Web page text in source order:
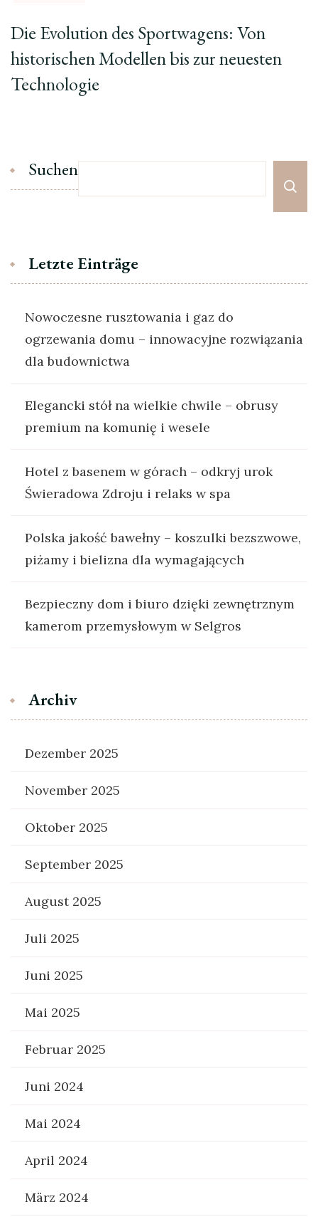
Die Evolution des Sportwagens: Von
historischen Modellen bis zur neuesten
Technologie
Suchen
Letzte Einträge
Nowoczesne rusztowania i gaz do
ogrzewania domu – innowacyjne rozwiązania
dla budownictwa
Elegancki stół na wielkie chwile – obrusy
premium na komunię i wesele
Hotel z basenem w górach – odkryj urok
Świeradowa Zdroju i relaks w spa
Polska jakość bawełny – koszulki bezszwowe,
piżamy i bielizna dla wymagających
Bezpieczny dom i biuro dzięki zewnętrznym
kamerom przemysłowym w Selgros
Archiv
Dezember 2025
November 2025
Oktober 2025
September 2025
August 2025
Juli 2025
Juni 2025
Mai 2025
Februar 2025
Juni 2024
Mai 2024
April 2024
März 2024